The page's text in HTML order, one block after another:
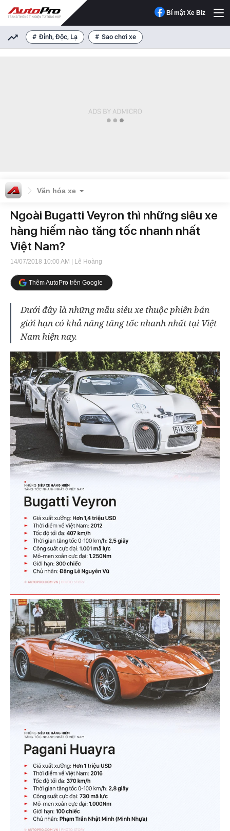
Bí mật Xe Biz
Đỉnh, Độc, Lạ Sao chơi xe
Văn hóa xe
Ngoài Bugatti Veyron thì những siêu xe
hàng hiếm nào tăng tốc nhanh nhất
Việt Nam?
14/07/2018 10:00 AM | Lê Hoàng
Thêm AutoPro trên Google
Dưới đây là những mẫu siêu xe thuộc phiên bản
giới hạn có khả năng tăng tốc nhanh nhất tại Việt
Nam hiện nay.